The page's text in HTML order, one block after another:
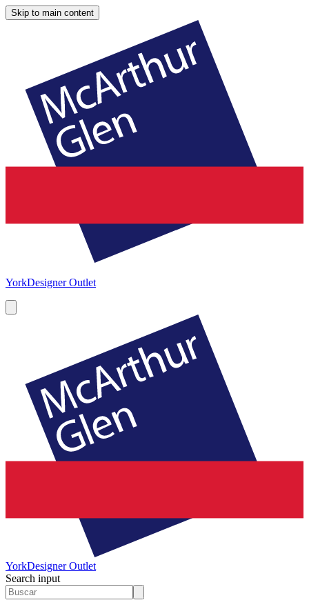
Skip to main content
YorkDesigner Outlet
YorkDesigner Outlet
Search input